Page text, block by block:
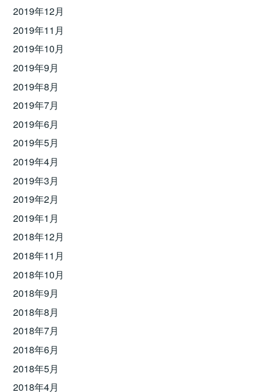
2019年12月
2019年11月
2019年10月
2019年9月
2019年8月
2019年7月
2019年6月
2019年5月
2019年4月
2019年3月
2019年2月
2019年1月
2018年12月
2018年11月
2018年10月
2018年9月
2018年8月
2018年7月
2018年6月
2018年5月
2018年4月